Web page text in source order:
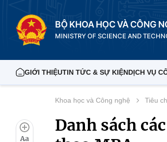
BỘ KHOA HỌC VÀ CÔNG
MINISTRY OF SCIENCE AND
GIỚI THIỆUTIN TỨC & SỰ KIỆNDỊCH VỤ
Aa
Khoa học và Công nghệ Tiêu
Danh sách